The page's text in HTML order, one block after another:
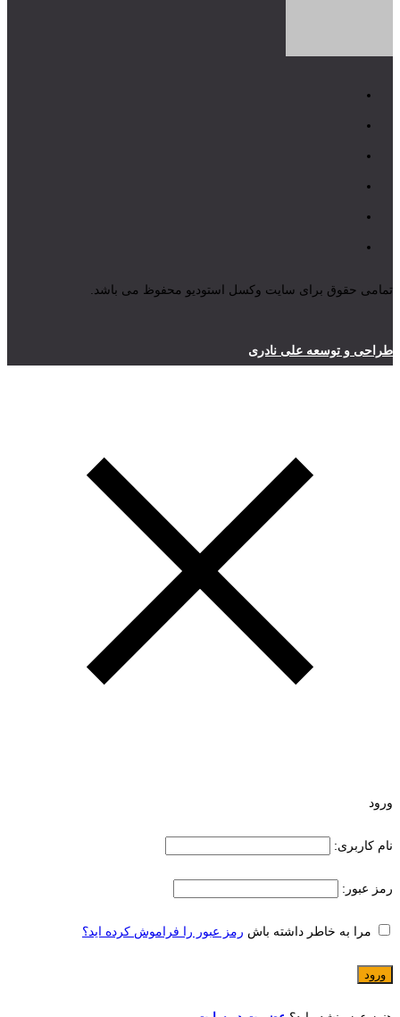
تمامی حقوق برای سایت وکسل استودیو محفوظ می باشد.
طراحی و توسعه علی نادری
ورود
نام کاربری:
رمز عبور:
مرا به خاطر داشته باش رمز عبور را فراموش کرده اید؟